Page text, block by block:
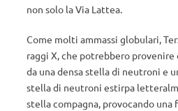
non solo la Via Lattea.
Come molti ammassi globulari,
raggi X, che potrebbero
da una densa stella di neutroni e
stella di neutroni estirpa
stella compagna, provocando